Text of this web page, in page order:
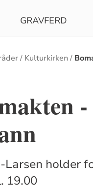
GRAVFERD
Kulturkirken
Larsen holder
19.00